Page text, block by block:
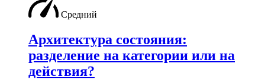
Средний
Архитектура состояния:
разделение на категории или на
действия?